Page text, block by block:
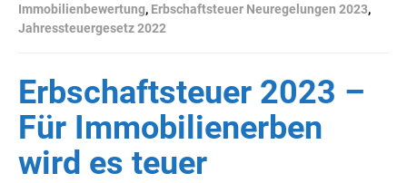
Immobilienbewertung, Erbschaftsteuer Neuregelungen 2023,
Jahressteuergesetz 2022
Erbschaftsteuer 2023 –
Für Immobilienerben
wird es teuer